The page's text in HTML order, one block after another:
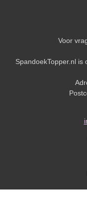
Voor
SpandoekTopper.nl is